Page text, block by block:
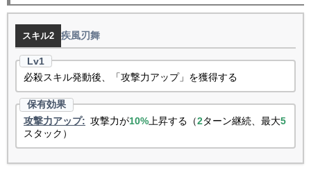
スキル2 疾風刃舞
必殺スキル発動後、「攻撃力アップ」を獲得する
攻撃力アップ: 攻撃力が10%上昇する（2ターン継続、最大5
スタック）